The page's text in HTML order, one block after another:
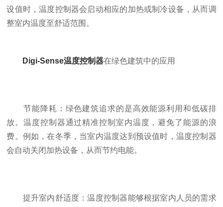
设值时，温度控制器会启动相应的加热或制冷设备，从而调
整室内温度至舒适范围。
Digi-Sense温度控制器在绿色建筑中的应用
节能降耗：绿色建筑追求的是高效能源利用和低碳排
放。温度控制器通过精准控制室内温度，避免了能源的浪
费。例如，在冬季，当室内温度达到预设值时，温度控制器
会自动关闭加热设备，从而节约电能。
提升室内舒适度：温度控制器能够根据室内人员的需求